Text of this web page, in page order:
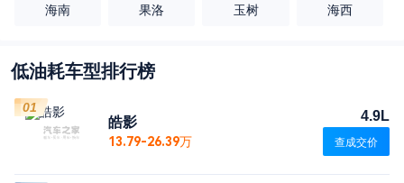
海南 果洛 玉树 海西
低油耗车型排行榜
皓影
13.79-26.39万
4.9L
查成交价
01